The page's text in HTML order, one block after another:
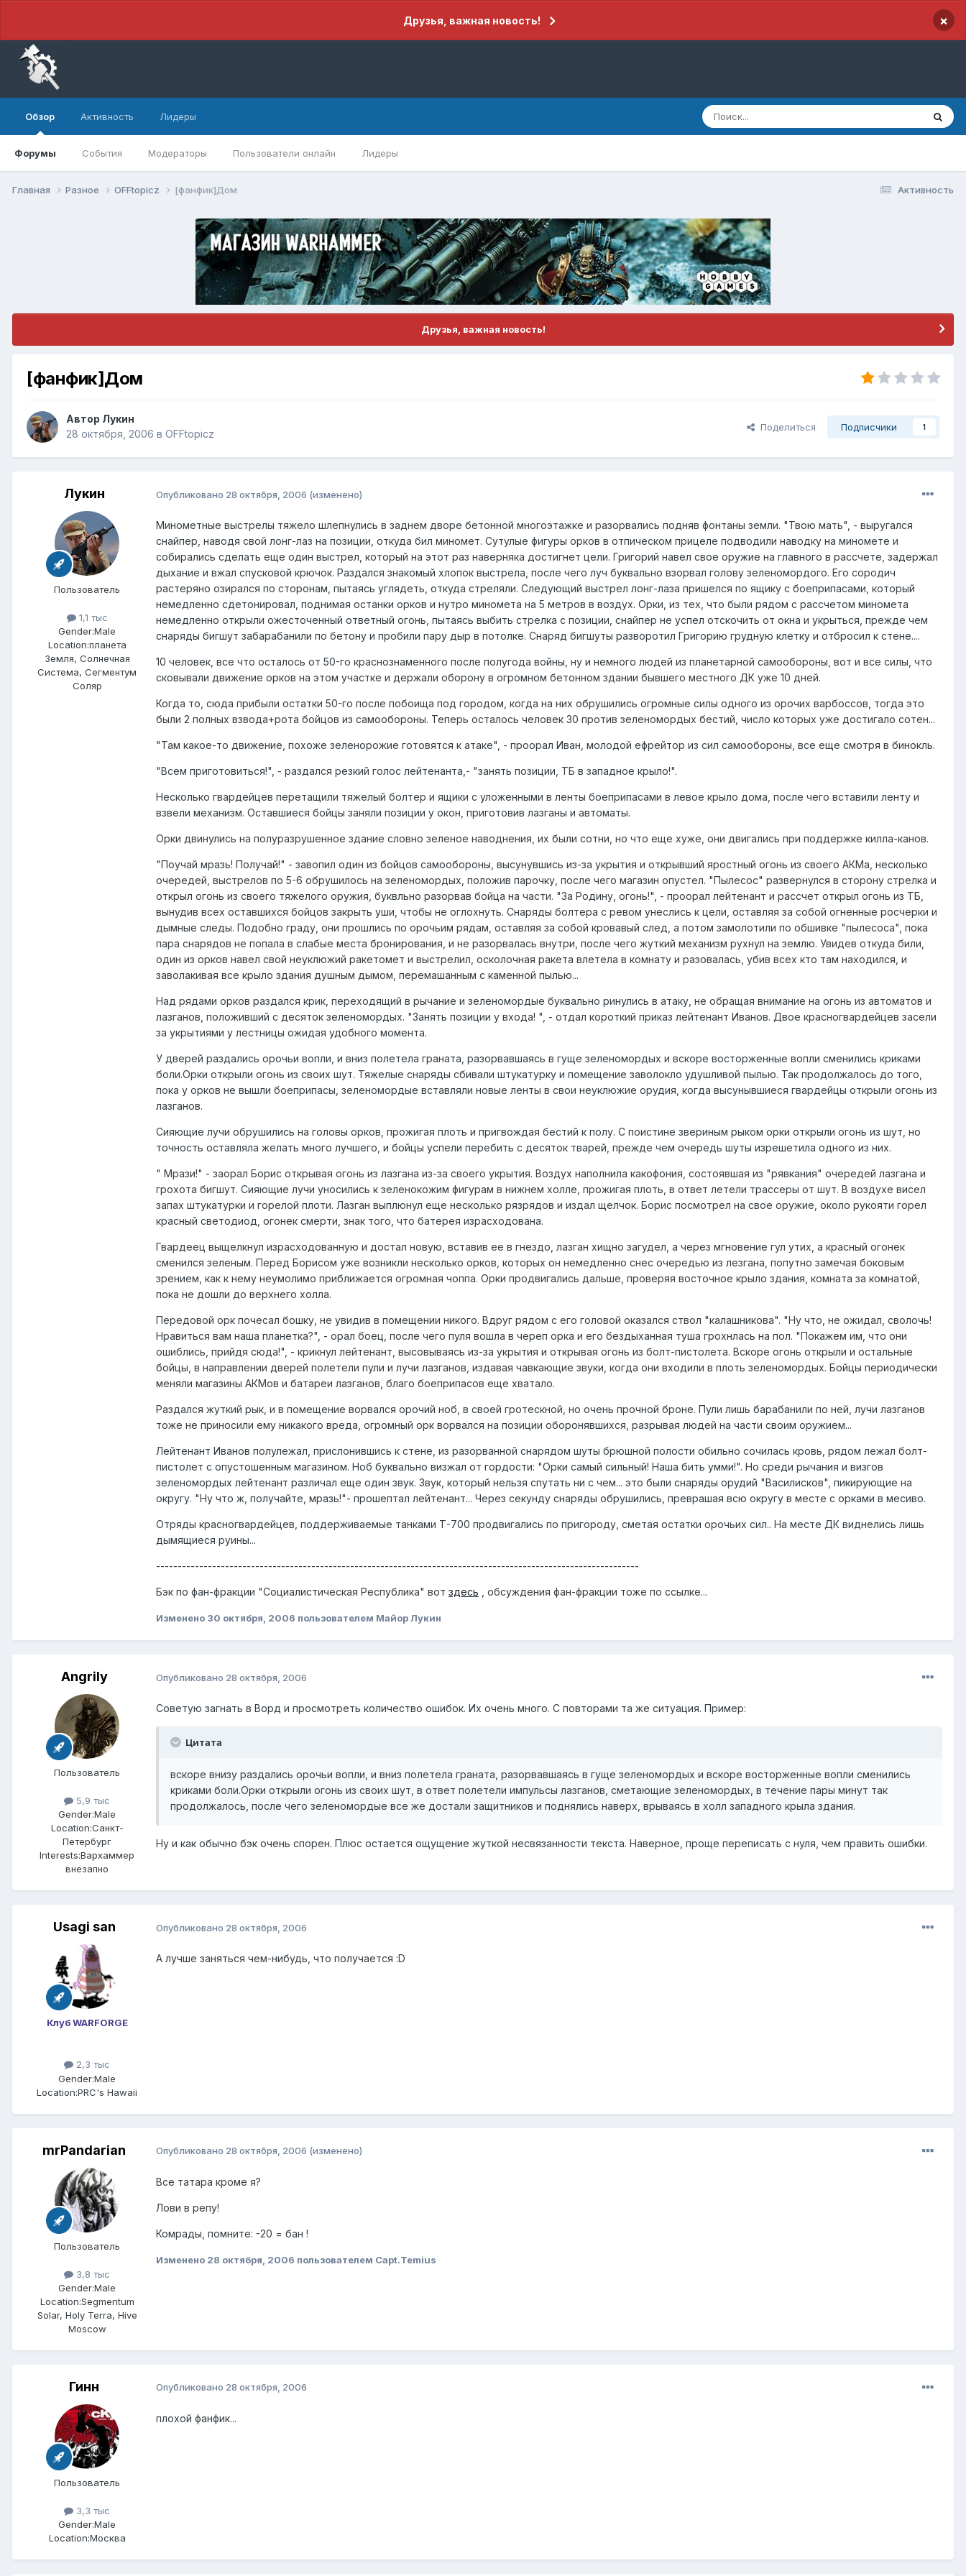
Друзья, важная новость! ×
Обзор
Форумы События Модераторы Пользователи онлайн Лидеры
Активность Лидеры
Активность
Главная Разное OFFtopicz [фанфик]Дом
Друзья, важная новость!
[фанфик]Дом
Автор Лукин
28 октября, 2006 в OFFtopicz
Поделиться Подписчики 1
Лукин
Пользователь
1,1 тыс
Gender:Male
Location:планета
Земля, Солнечная
Система, Сегментум
Соляр
Опубликовано 28 октября, 2006 (изменено)
Минометные выстрелы тяжело шлепнулись в заднем дворе бетонной многоэтажке и разорвались подняв фонтаны земли. "Твою мать", - выругался
снайпер, наводя свой лонг-лаз на позиции, откуда бил миномет. Сутулые фигуры орков в отпическом прицеле подводили наводку на миномете и
собирались сделать еще один выстрел, который на этот раз наверняка достигнет цели. Григорий навел свое оружие на главного в рассчете, задержал
дыхание и вжал спусковой крючок. Раздался знакомый хлопок выстрела, после чего луч буквально взорвал голову зеленомордого. Его сородич
растеряно озирался по сторонам, пытаясь углядеть, откуда стреляли. Следующий выстрел лонг-лаза пришелся по ящику с боеприпасами, который
немедленно сдетонировал, поднимая останки орков и нутро миномета на 5 метров в воздух. Орки, из тех, что были рядом с рассчетом миномета
немедленно открыли ожесточенный ответный огонь, пытаясь выбить стрелка с позиции, снайпер не успел отскочить от окна и укрыться, прежде чем
снаряды бигшут забарабанили по бетону и пробили пару дыр в потолке. Снаряд бигшуты разворотил Григорию грудную клетку и отбросил к стене....
10 человек, все что осталось от 50-го краснознаменного после полугода войны, ну и немного людей из планетарной самообороны, вот и все силы, что
сковывали движение орков на этом участке и держали оборону в огромном бетонном здании бывшего местного ДК уже 10 дней.
Когда то, сюда прибыли остатки 50-го после побоища под городом, когда на них обрушились огромные силы одного из орочих варбоссов, тогда это
были 2 полных взвода+рота бойцов из самообороны. Теперь осталось человек 30 против зеленомордых бестий, число которых уже достигало сотен...
"Там какое-то движение, похоже зеленорожие готовятся к атаке", - проорал Иван, молодой ефрейтор из сил самообороны, все еще смотря в бинокль.
"Всем приготовиться!", - раздался резкий голос лейтенанта,- "занять позиции, ТБ в западное крыло!".
Несколько гвардейцев перетащили тяжелый болтер и ящики с уложенными в ленты боеприпасами в левое крыло дома, после чего вставили ленту и
взвели механизм. Оставшиеся бойцы заняли позиции у окон, приготовив лазганы и автоматы.
Орки двинулись на полуразрушенное здание словно зеленое наводнения, их были сотни, но что еще хуже, они двигались при поддержке килла-канов.
"Поучай мразь! Получай!" - завопил один из бойцов самообороны, высунувшись из-за укрытия и открывший яростный огонь из своего АКМа, несколько
очередей, выстрелов по 5-6 обрушилось на зеленомордых, положив парочку, после чего магазин опустел. "Пылесос" развернулся в сторону стрелка и
открыл огонь из своего тяжелого оружия, буквльно разорвав бойца на части. "За Родину, огонь!", - проорал лейтенант и рассчет открыл огонь из ТБ,
вынудив всех оставшихся бойцов закрыть уши, чтобы не оглохнуть. Снаряды болтера с ревом унеслись к цели, оставляя за собой огненные росчерки и
дымные следы. Подобно граду, они прошлись по орочьим рядам, оставляя за собой кровавый след, а потом замолотили по обшивке "пылесоса", пока
пара снарядов не попала в слабые места бронирования, и не разорвалась внутри, после чего жуткий механизм рухнул на землю. Увидев откуда били,
один из орков навел свой неуклюжий ракетомет и выстрелил, осколочная ракета влетела в комнату и разовалась, убив всех кто там находился, и
заволакивая все крыло здания душным дымом, перемашанным с каменной пылью...
Над рядами орков раздался крик, переходящий в рычание и зеленомордые буквально ринулись в атаку, не обращая внимание на огонь из автоматов и
лазганов, положивший с десяток зеленомордых. "Занять позиции у входа! ", - отдал короткий приказ лейтенант Иванов. Двое красногвардейцев засели
за укрытиями у лестницы ожидая удобного момента.
У дверей раздались орочьи вопли, и вниз полетела граната, разорвавшаясь в гуще зеленомордых и вскоре восторженные вопли сменились криками
боли.Орки открыли огонь из своих шут. Тяжелые снаряды сбивали штукатурку и помещение заволокло удушливой пылью. Так продолжалось до того,
пока у орков не вышли боеприпасы, зеленомордые вставляли новые ленты в свои неуклюжие орудия, когда высунывшиеся гвардейцы открыли огонь из
лазганов.
Сияющие лучи обрушились на головы орков, прожигая плоть и пригвождая бестий к полу. С поистине звериным рыком орки открыли огонь из шут, но
точность оставляла желать много лучшего, и бойцы успели перебить с десяток тварей, прежде чем очередь шуты изрешетила одного из них.
" Мрази!" - заорал Борис открывая огонь из лазгана из-за своего укрытия. Воздух наполнила какофония, состоявшая из "рявкания" очередей лазгана и
грохота бигшут. Сияющие лучи уносились к зеленокожим фигурам в нижнем холле, прожигая плоть, в ответ летели трассеры от шут. В воздухе висел
запах штукатурки и горелой плоти. Лазган выплюнул еще несколько рязрядов и издал щелчок. Борис посмотрел на свое оружие, около рукояти горел
красный светодиод, огонек смерти, знак того, что батерея израсходована.
Гвардеец выщелкнул израсходованную и достал новую, вставив ее в гнездо, лазган хищно загудел, а через мгновение гул утих, а красный огонек
сменился зеленым. Перед Борисом уже возникли несколько орков, которых он немедленно снес очередью из лезгана, попутно замечая боковым
зрением, как к нему неумолимо приближается огромная чоппа. Орки продвигались дальше, проверяя восточное крыло здания, комната за комнатой,
пока не дошли до верхнего холла.
Передовой орк почесал бошку, не увидив в помещении никого. Вдруг рядом с его головой оказался ствол "калашникова". "Ну что, не ожидал, сволочь!
Нравиться вам наша планетка?", - орал боец, после чего пуля вошла в череп орка и его бездыханная туша грохнлась на пол. "Покажем им, что они
ошиблись, прийдя сюда!", - крикнул лейтенант, высовываясь из-за укрытия и открывая огонь из болт-пистолета. Вскоре огонь открыли и остальные
бойцы, в направлении дверей полетели пули и лучи лазганов, издавая чавкающие звуки, когда они входили в плоть зеленомордых. Бойцы периодически
меняли магазины АКМов и батареи лазганов, благо боеприпасов еще хватало.
Раздался жуткий рык, и в помещение ворвался орочий ноб, в своей гротескной, но очень прочной броне. Пули лишь барабанили по ней, лучи лазганов
тоже не приносили ему никакого вреда, огромный орк ворвался на позиции оборонявшихся, разрывая людей на части своим оружием...
Лейтенант Иванов полулежал, прислонившись к стене, из разорванной снарядом шуты брюшной полости обильно сочилась кровь, рядом лежал болт-
пистолет с опустошенным магазином. Ноб буквально визжал от гордости: "Орки самый сильный! Наша бить умми!". Но среди рычания и визгов
зеленомордых лейтенант различал еще один звук. Звук, который нельзя спутать ни с чем... это были снаряды орудий "Василисков", пикирующие на
округу. "Ну что ж, получайте, мразь!"- прошептал лейтенант... Через секунду снаряды обрушились, преврашая всю округу в месте с орками в месиво.
Отряды красногвардейцев, поддерживаемые танками Т-700 продвигались по пригороду, сметая остатки орочьих сил.. На месте ДК виднелись лишь
дымящиеся руины...
----------------------------------------------------------------------------------------------------------------
Бэк по фан-фракции "Социалистическая Республика" вот здесь , обсуждения фан-фракции тоже по ссылке...
Изменено 30 октября, 2006 пользователем Майор Лукин
Angrily
Пользователь
5,9 тыс
Gender:Male
Location:Санкт-
Петербург
Interests:Вархаммер
внезапно
Опубликовано 28 октября, 2006
Советую загнать в Ворд и просмотреть количество ошибок. Их очень много. С повторами та же ситуация. Пример:
Цитата
вскоре внизу раздались орочьи вопли, и вниз полетела граната, разорвавшаясь в гуще зеленомордых и вскоре восторженные вопли сменились
криками боли.Орки открыли огонь из своих шут, в ответ полетели импульсы лазганов, сметающие зеленомордых, в течение пары минут так
продолжалось, после чего зеленомордые все же достали защитников и поднялись наверх, врываясь в холл западного крыла здания.
Ну и как обычно бэк очень спорен. Плюс остается ощущение жуткой несвязанности текста. Наверное, проще переписать с нуля, чем править ошибки.
Usagi san
Клуб WARFORGE
2,3 тыс
Gender:Male
Location:PRC's Hawaii
Опубликовано 28 октября, 2006
А лучше заняться чем-нибудь, что получается :D
mrPandarian
Пользователь
3,8 тыс
Gender:Male
Location:Segmentum
Solar, Holy Terra, Hive
Moscow
Опубликовано 28 октября, 2006 (изменено)
Все татара кроме я?
Лови в репу!
Комрады, помните: -20 = бан !
Изменено 28 октября, 2006 пользователем Capt.Temius
Гинн
Пользователь
3,3 тыс
Gender:Male
Location:Москва
Опубликовано 28 октября, 2006
плохой фанфик...